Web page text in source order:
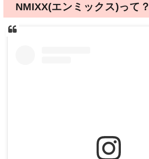
NMIXX(エンミックス)って？